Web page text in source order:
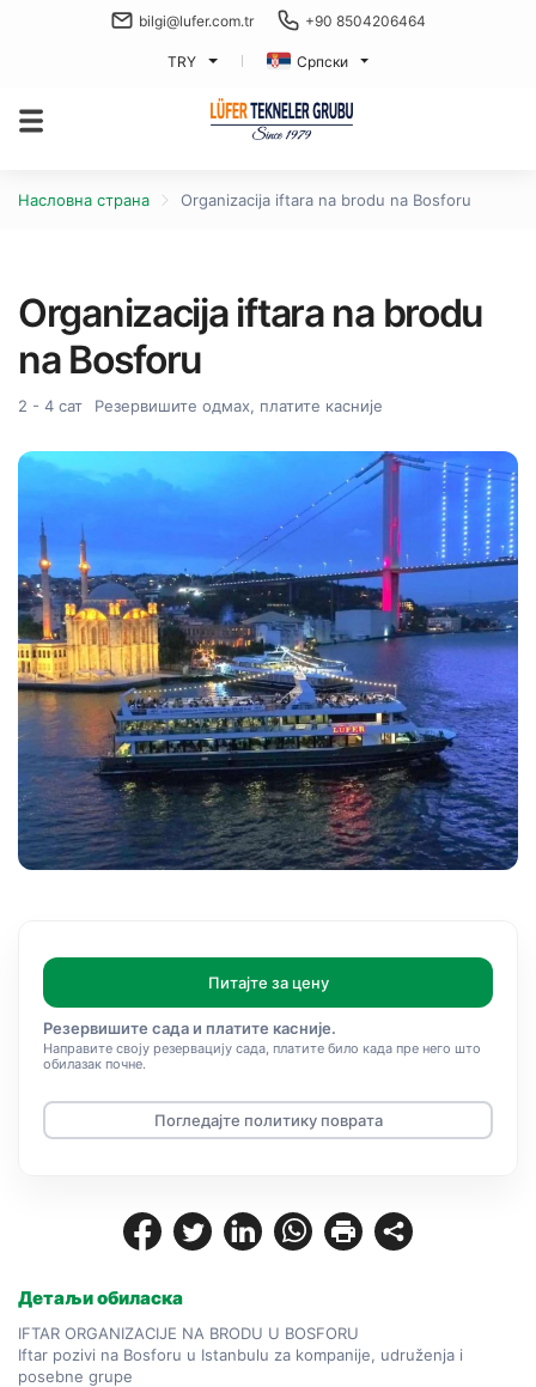
bilgi@lufer.com.tr +90 8504206464
TRY Српски
Насловна страна Organizacija iftara na brodu na Bosforu
Детаљи обиласка
IFTAR ORGANIZACIJE NA BRODU U BOSFORU
Iftar pozivi na Bosforu u Istanbulu za kompanije, udruženja i
posebne grupe
Organizacija iftara na brodu
na Bosforu
2 - 4 сат Резервишите одмах, платите касније
Питајте за цену
Резервишите сада и платите касније.
Направите своју резервацију сада, платите било када пре него што
обилазак почне.
Погледајте политику поврата